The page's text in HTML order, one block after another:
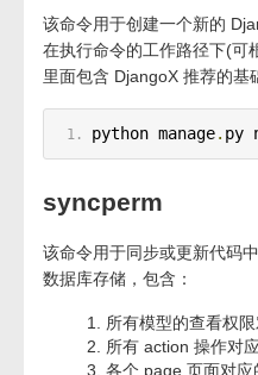
该命令用于创建一个新的
在执行命令的工作路径下(可
里面包含 DjangoX 推荐的基
python manage. py
syncperm
该命令用于同步或更新代码
数据库存储，包含：
所有模型的查看权限
所有 action 操作对
各个 page 页面对应